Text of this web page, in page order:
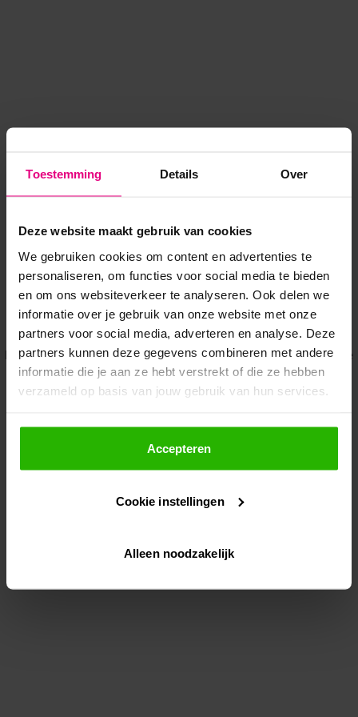
Toestemming Details Over
Deze website maakt gebruik van cookies
We gebruiken cookies om content en advertenties te
personaliseren, om functies voor social media te bieden
en om ons websiteverkeer te analyseren. Ook delen we
informatie over je gebruik van onze website met onze
partners voor social media, adverteren en analyse. Deze
partners kunnen deze gegevens combineren met andere
informatie die je aan ze hebt verstrekt of die ze hebben
verzameld op basis van jouw gebruik van hun services.
Als je op "Accepteer" klikt, dan geef je Voordeeluitjes.nl
toestemming om cookies voor social media en
gepersonaliseerde advertenties te plaatsen.
Lees hier meer over in onsprivacybeleid
Via "Cookie instellingen" kun je ook zelf instellen welke
Accepteren
Cookie instellingen
Alleen noodzakelijk
Application error: a client-side exception has occurred while
loadingwww.voordeeluitjes.nl (see the browser console for more
information).